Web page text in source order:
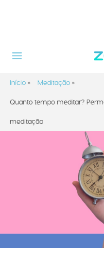
Início » Meditação »
Quanto tempo meditar?
meditação